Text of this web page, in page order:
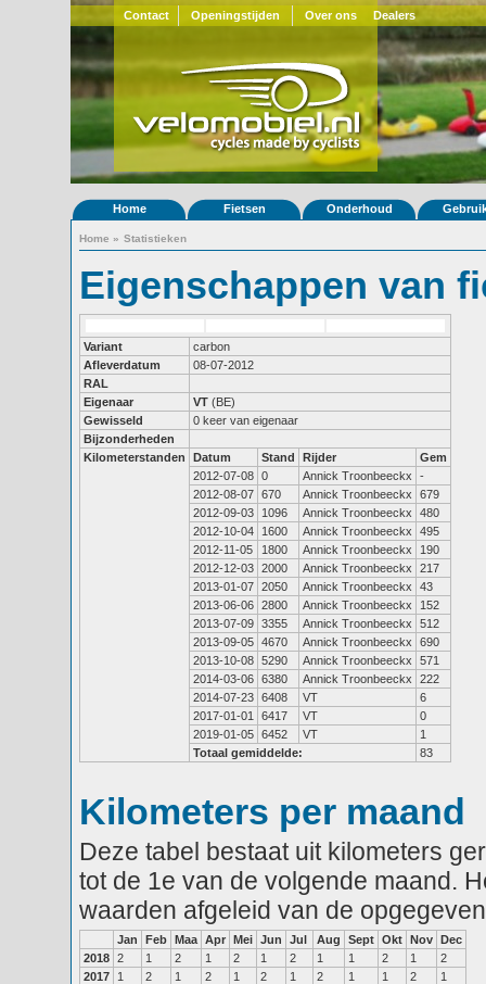
Contact Openingstijden Over ons Dealers
Home Fietsen Onderhoud
Home » Statistieken
Eigenschappen van
Variant
carbon
Afleverdatum
08-07-2012
RAL
Eigenaar
VT (BE)
Gewisseld
0 keer van eigenaar
Bijzonderheden
Kilometerstanden
Datum Stand Rijder
Gem
2012-07-08 0 Annick Troonbeeckx
-
2012-08-07 670 Annick Troonbeeckx
679
2012-09-03
1096 Annick Troonbeeckx
480
2012-10-04
1600 Annick Troonbeeckx
495
2012-11-05
1800 Annick Troonbeeckx
190
2012-12-03 2000 Annick Troonbeeckx
217
2013-01-07 2050 Annick Troonbeeckx
43
2013-06-06 2800 Annick Troonbeeckx
152
2013-07-09 3355 Annick Troonbeeckx
512
2013-09-05 4670 Annick Troonbeeckx
690
2013-10-08 5290 Annick Troonbeeckx
571
2014-03-06 6380 Annick Troonbeeckx
222
2014-07-23 6408 VT
6
2017-01-01
6417 VT
0
2019-01-05 6452 VT
1
Totaal gemiddelde:
83
Kilometers per maand
Deze tabel bestaat uit kilometers
tot de 1e van de volgende maand.
waarden afgeleid van de
Jan Feb Maa Apr Mei Jun Jul Aug Sept Okt Nov Dec
2018 2 1 2 1 2 1 2 1 1 2 1
2
2017
1 2 1 2 1 2 1 2 1 1 2
1